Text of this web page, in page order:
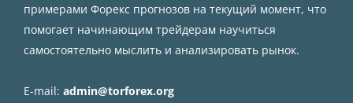
примерами Форекс прогнозов на текущий момент, что
помогает начинающим трейдерам научиться
самостоятельно мыслить и анализировать рынок.
E-mail: admin@torforex.org